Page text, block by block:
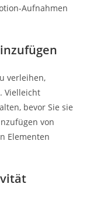
Aufnahmen
verleihen,
Vielleicht
bevor Sie sie
von
Elementen